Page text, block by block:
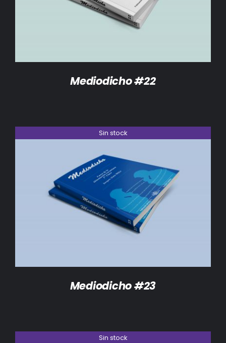
Mediodicho #22
Sin stock
DETALLES
Mediodicho #23
Sin stock